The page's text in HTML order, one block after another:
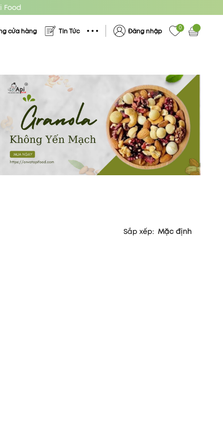
Food
cửa hàng Tin Tức Đăng nhập 0
Sắp xếp: Mặc định